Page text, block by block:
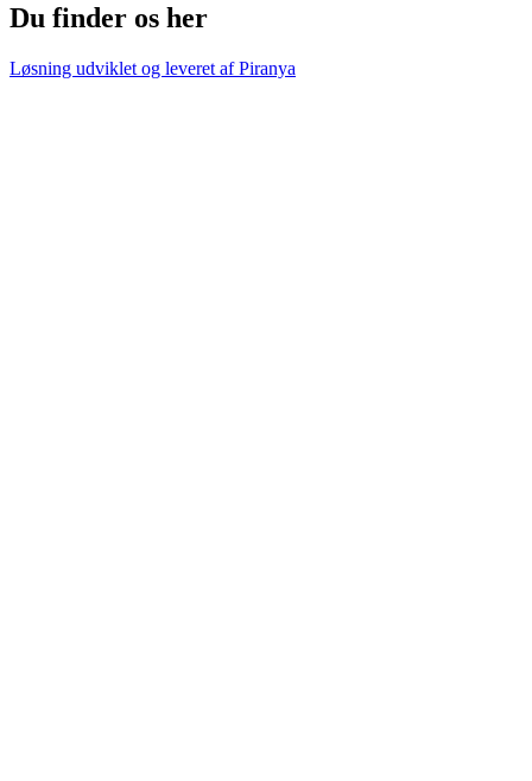
Du finder os her
Løsning udviklet og leveret afPiranya